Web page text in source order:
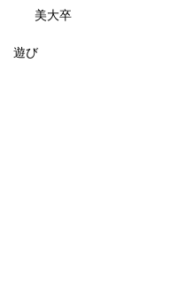
美大卒
遊び